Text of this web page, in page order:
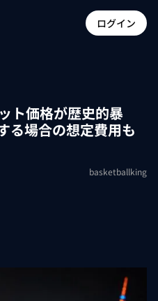
ログイン
ト価格が歴史的暴
る場合の想定費用も
basketballking